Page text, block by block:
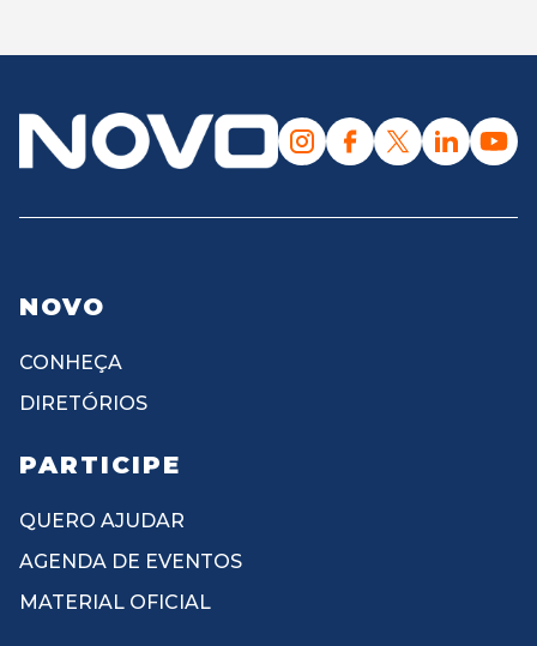
NOVO
CONHEÇA
DIRETÓRIOS
PARTICIPE
QUERO AJUDAR
AGENDA DE EVENTOS
MATERIAL OFICIAL